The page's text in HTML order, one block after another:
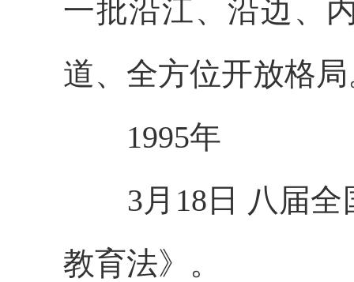
一批沿江、沿边、
道、全方位开放格
1995年
3月18日 八届全
教育法》。